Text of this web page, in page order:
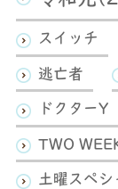
スイッチ
逃亡者
ドクターY
TWO
土曜スペシ